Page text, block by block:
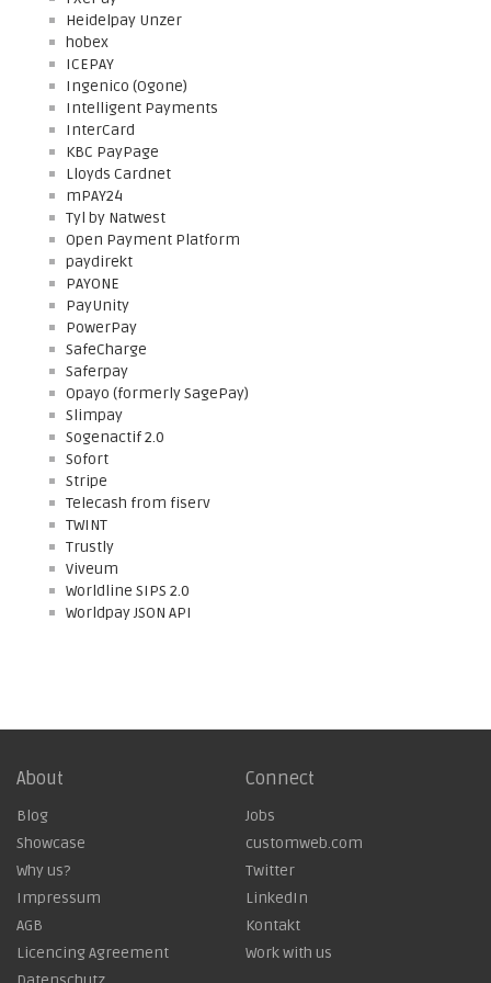
Heidelpay Unzer
hobex
ICEPAY
Ingenico (Ogone)
Intelligent Payments
InterCard
KBC PayPage
Lloyds Cardnet
mPAY24
Tyl by Natwest
Open Payment Platform
paydirekt
PAYONE
PayUnity
PowerPay
SafeCharge
Saferpay
Opayo (formerly SagePay)
Slimpay
Sogenactif 2.0
Sofort
Stripe
Telecash from fiserv
TWINT
Trustly
Viveum
Worldline SIPS 2.0
Worldpay JSON API
About
Blog
Showcase
Why us?
Impressum
AGB
Licencing Agreement
Connect
Jobs
customweb.com
Twitter
LinkedIn
Kontakt
Work with us